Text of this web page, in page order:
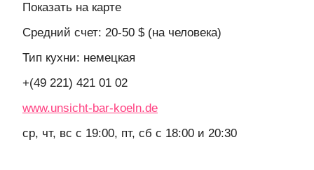
Показать на карте
Средний счет: 20-50 $ (на человека)
Тип кухни: немецкая
+(49 221) 421 01 02
www.unsicht-bar-koeln.de
ср, чт, вс с 19:00, пт, сб с 18:00 и 20:30